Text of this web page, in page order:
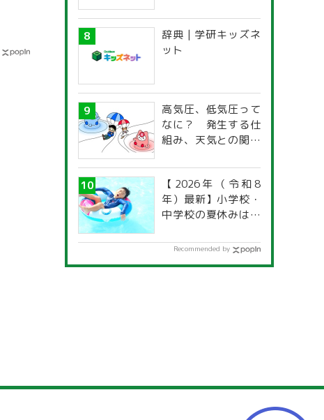
辞典 | 学研キッズネ
ット
高気圧、低気圧って
なに？ 発生する仕
組み、天気との関係
【2026年（令和8
年）最新】小学校・
中学校の夏休みはい
道府県別「夏季休暇
Recommended by